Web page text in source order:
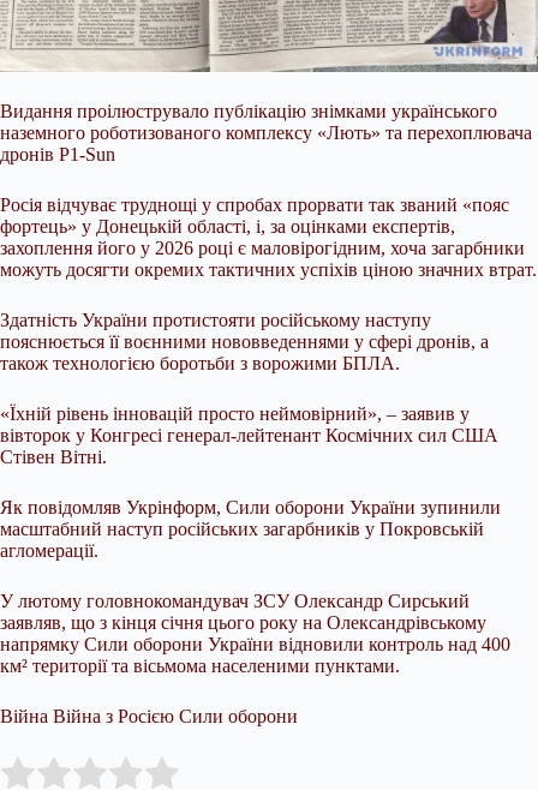
Видання проілюструвало публікацію знімками українського
наземного роботизованого комплексу «Лють» та перехоплювача
дронів P1-Sun
Росія відчуває труднощі у спробах прорвати так званий «пояс
фортець» у Донецькій області, і, за оцінками експертів,
захоплення його у 2026 році є маловірогідним, хоча загарбники
можуть досягти окремих тактичних успіхів ціною значних втрат.
Здатність України протистояти російському наступу
пояснюється її воєнними нововведеннями у сфері дронів, а
також технологією боротьби з ворожими БПЛА.
«Їхній рівень інновацій просто неймовірний», – заявив у
вівторок у Конгресі генерал-лейтенант Космічних сил США
Стівен Вітні.
Як повідомляв Укрінформ, Сили оборони України зупинили
масштабний наступ російських загарбників у Покровській
агломерації.
У лютому головнокомандувач ЗСУ Олександр Сирський
заявляв, що з кінця січня цього року на Олександрівському
напрямку Сили оборони України відновили контроль над 400
км² території та вісьмома населеними пунктами.
Війна Війна з Росією Сили оборони
Rate this item: